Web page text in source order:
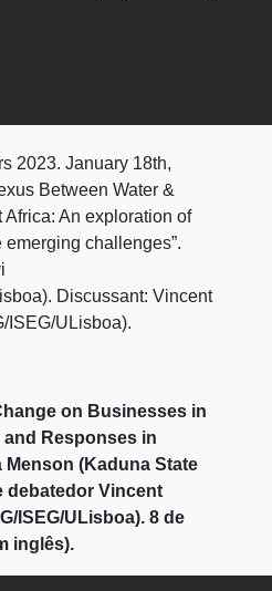
2023. January 18th,
Between Water &
An exploration of
challenges”.
Discussant: Vincent
ISEG/ULisboa).
on Businesses in
Responses in
Menson (Kaduna State
debatedor Vincent
ISEG/ULisboa). 8 de
inglês).